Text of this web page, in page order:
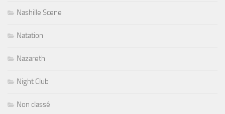
Nashille Scene
Natation
Nazareth
Night Club
Non classé